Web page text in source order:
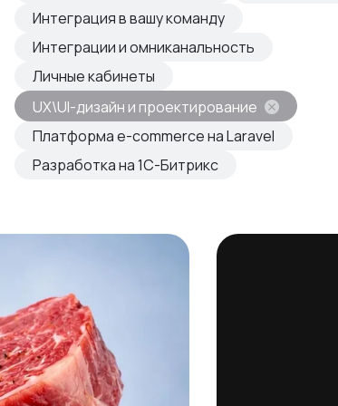
Интеграция в вашу команду
Интеграции и омниканальность
Личные кабинеты
UX\UI-дизайн и проектирование
Платформа e-commerce на Laravel
Разработка на 1С-Битрикс